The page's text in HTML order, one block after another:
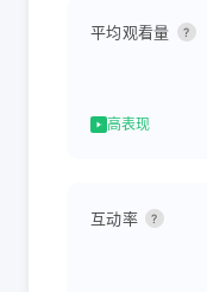
平均观看量 ?
高表现
互动率 ?